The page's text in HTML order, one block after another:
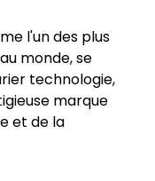
l'un des plus
monde, se
technologie,
marque
et de la